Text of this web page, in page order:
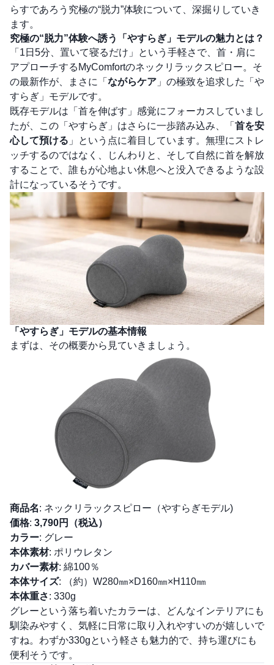
らすであろう究極の“脱力”体験について、深掘りしていき
ます。
究極の“脱力”体験へ誘う「やすらぎ」モデルの魅力とは？
「1日5分、置いて寝るだけ」という手軽さで、首・肩に
アプローチするMyComfortのネックリラックスピロー。そ
の最新作が、まさに「 ながらケア 」の極致を追求した「や
すらぎ」モデルです。
既存モデルは「首を伸ばす」感覚にフォーカスしていまし
たが、この「やすらぎ」はさらに一歩踏み込み、「 首を安
心して預ける 」という点に着目しています。無理にストレ
ッチするのではなく、じんわりと、そして自然に首を解放
することで、誰もが心地よい休息へと没入できるような設
計になっているそうです。
「やすらぎ」モデルの基本情報
まずは、その概要から見ていきましょう。
商品名: ネックリラックスピロー（やすらぎモデル)
価格: 3,790円（税込）
カラー: グレー
本体素材: ポリウレタン
カバー素材: 綿100％
本体サイズ: （約）W280㎜×D160㎜×H110㎜
本体重さ: 330g
グレーという落ち着いたカラーは、どんなインテリアにも
馴染みやすく、気軽に日常に取り入れやすいのが嬉しいで
すね。わずか330gという軽さも魅力的で、持ち運びにも
便利そうです。